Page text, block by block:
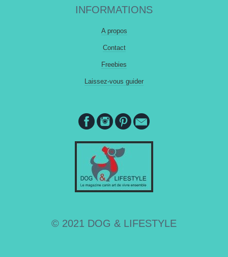
INFORMATIONS
A propos
Contact
Freebies
Laissez-vous guider
© 2021 DOG & LIFESTYLE